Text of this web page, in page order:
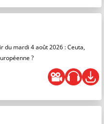
du mardi 4 août 2026 : Ceuta,
?